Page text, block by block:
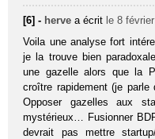
[6] - herve a écrit le 8
Voila une analyse fort
je la trouve bien
une gazelle alors que la
croître rapidement (je parle
Opposer gazelles aux
mystérieux… Fusionner
devrait pas mettre